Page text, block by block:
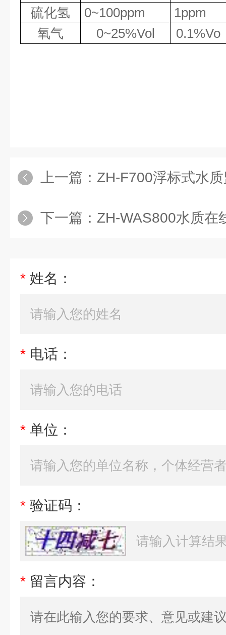
硫化氢
0~100ppm
1ppm
氧气
0~25%Vol 0.1%Vo
上一篇： ZH-F700浮标式水
下一篇： ZH-WAS800水质在
* 姓名：
* 电话：
* 单位：
* 验证码：
* 留言内容：